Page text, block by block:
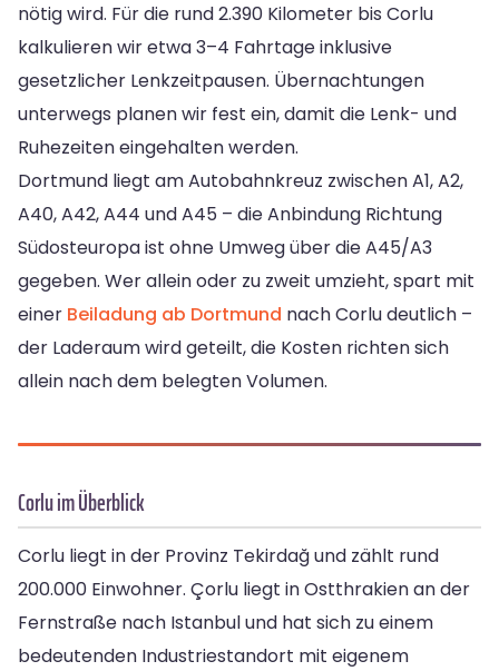
nötig wird. Für die rund 2.390 Kilometer bis Corlu
kalkulieren wir etwa 3–4 Fahrtage inklusive
gesetzlicher Lenkzeitpausen. Übernachtungen
unterwegs planen wir fest ein, damit die Lenk- und
Ruhezeiten eingehalten werden.
Dortmund liegt am Autobahnkreuz zwischen A1, A2,
A40, A42, A44 und A45 – die Anbindung Richtung
Südosteuropa ist ohne Umweg über die A45/A3
gegeben. Wer allein oder zu zweit umzieht, spart mit
einer Beiladung ab Dortmund nach Corlu deutlich –
der Laderaum wird geteilt, die Kosten richten sich
allein nach dem belegten Volumen.
Corlu im Überblick
Corlu liegt in der Provinz Tekirdağ und zählt rund
200.000 Einwohner. Çorlu liegt in Ostthrakien an der
Fernstraße nach Istanbul und hat sich zu einem
bedeutenden Industriestandort mit eigenem